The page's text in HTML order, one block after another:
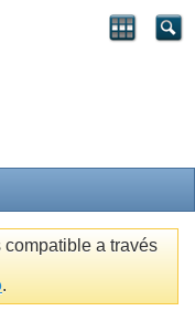
compatible a través
.